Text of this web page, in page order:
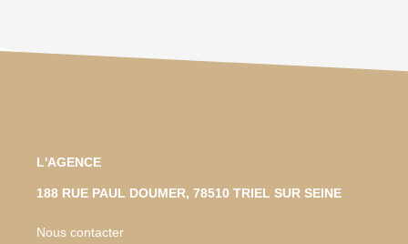
L'AGENCE
188 RUE PAUL DOUMER, 78510 TRIEL SUR SEINE
Nous contacter